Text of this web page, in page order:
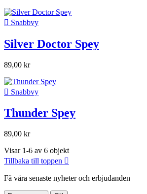
 Snabbvy
Silver Doctor Spey
89,00 kr
 Snabbvy
Thunder Spey
89,00 kr
Visar 1-6 av 6 objekt
Tillbaka till toppen 
Få våra senaste nyheter och erbjudanden